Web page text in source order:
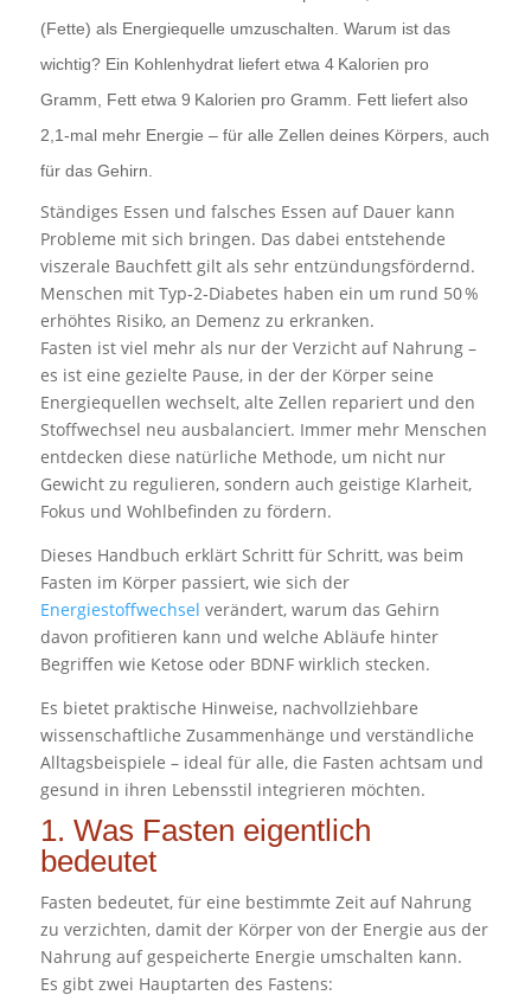
(Fette) als Energiequelle umzuschalten. Warum ist das
wichtig? Ein Kohlenhydrat liefert etwa 4 Kalorien pro
Gramm, Fett etwa 9 Kalorien pro Gramm. Fett liefert also
2,1‑mal mehr Energie – für alle Zellen deines Körpers, auch
für das Gehirn.
Ständiges Essen und falsches Essen auf Dauer kann
Probleme mit sich bringen. Das dabei entstehende
viszerale Bauchfett gilt als sehr entzündungsfördernd.
Menschen mit Typ‑2‑Diabetes haben ein um rund 50 %
erhöhtes Risiko, an Demenz zu erkranken.
Fasten ist viel mehr als nur der Verzicht auf Nahrung –
es ist eine gezielte Pause, in der der Körper seine
Energiequellen wechselt, alte Zellen repariert und den
Stoffwechsel neu ausbalanciert. Immer mehr Menschen
entdecken diese natürliche Methode, um nicht nur
Gewicht zu regulieren, sondern auch geistige Klarheit,
Fokus und Wohlbefinden zu fördern.
Dieses Handbuch erklärt Schritt für Schritt, was beim
Fasten im Körper passiert, wie sich der
Energiestoffwechsel verändert, warum das Gehirn
davon profitieren kann und welche Abläufe hinter
Begriffen wie Ketose oder BDNF wirklich stecken.
Es bietet praktische Hinweise, nachvollziehbare
wissenschaftliche Zusammenhänge und verständliche
Alltagsbeispiele – ideal für alle, die Fasten achtsam und
gesund in ihren Lebensstil integrieren möchten.
1. Was Fasten eigentlich
bedeutet
Fasten bedeutet, für eine bestimmte Zeit auf Nahrung
zu verzichten, damit der Körper von der Energie aus der
Nahrung auf gespeicherte Energie umschalten kann.
Es gibt zwei Hauptarten des Fastens: